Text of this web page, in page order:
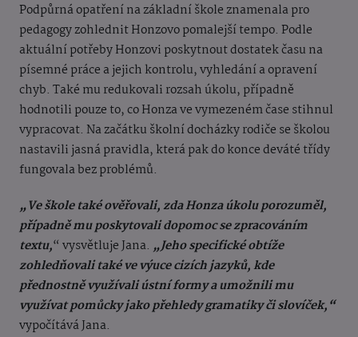
Podpůrná opatření na základní škole znamenala pro
pedagogy zohlednit Honzovo pomalejší tempo. Podle
aktuální potřeby Honzovi poskytnout dostatek času na
písemné práce a jejich kontrolu, vyhledání a opravení
chyb. Také mu redukovali rozsah úkolu, případně
hodnotili pouze to, co Honza ve vymezeném čase stihnul
vypracovat. Na začátku školní docházky rodiče se školou
nastavili jasná pravidla, která pak do konce deváté třídy
fungovala bez problémů.
„Ve škole také ověřovali, zda Honza úkolu porozuměl,
případně mu poskytovali dopomoc se zpracováním
textu,“ vysvětluje Jana. „Jeho specifické obtíže
zohledňovali také ve výuce cizích jazyků, kde
přednostně využívali ústní formy a umožnili mu
využívat pomůcky jako přehledy gramatiky či slovíček,“
vypočítává Jana.